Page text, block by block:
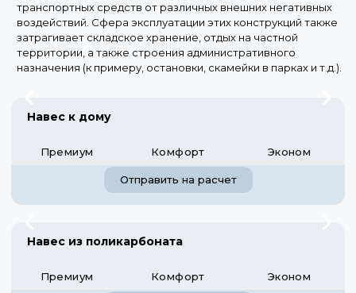
транспортных средств от различных внешних негативных
воздействий. Сфера эксплуатации этих конструкций также
затрагивает складское хранение, отдых на частной
территории, а также строения административного
назначения (к примеру, остановки, скамейки в парках и т.д.).
Навес к дому
Премиум Комфорт Эконом
Отправить на расчет
Навес из поликарбоната
Премиум Комфорт Эконом